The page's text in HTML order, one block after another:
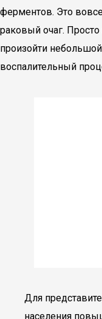
ферментов. Это вовсе
раковый очаг.
произойти
воспалительный
Для
населения